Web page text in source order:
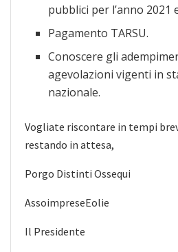
pubblici per l’anno 2021
Pagamento TARSU.
Conoscere gli
agevolazioni vigenti in
nazionale.
Vogliate riscontare in tempi
restando in attesa,
Porgo Distinti Ossequi
AssoimpreseEolie
Il Presidente